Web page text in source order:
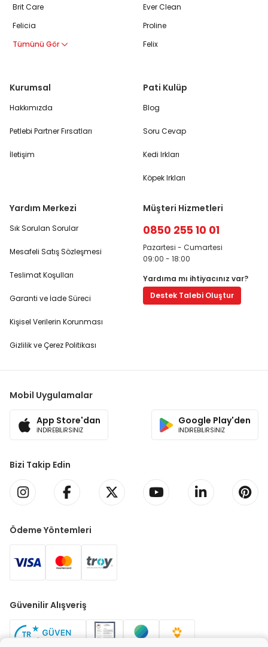
Brit Care
Felicia
Tümünü Gör
Ever Clean
Proline
Felix
Kurumsal
Hakkımızda
Petlebi Partner Fırsatları
İletişim
Pati Kulüp
Blog
Soru Cevap
Kedi Irkları
Köpek Irkları
Yardım Merkezi
Sık Sorulan Sorular
Mesafeli Satış Sözleşmesi
Teslimat Koşulları
Garanti ve İade Süreci
Kişisel Verilerin Korunması
Gizlilik ve Çerez Politikası
Müşteri Hizmetleri
0850 255 10 01
Pazartesi - Cumartesi
09:00 - 18:00
Yardıma mı ihtiyacınız var?
Destek Talebi Oluştur
Mobil Uygulamalar
App Store'dan
İNDİREBİLİRSİNİZ
Google Play'den
İNDİREBİLİRSİNİZ
Bizi Takip Edin
Ödeme Yöntemleri
Güvenilir Alışveriş